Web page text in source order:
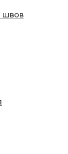
швов